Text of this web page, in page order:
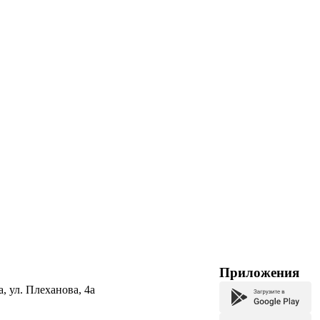
ул. Плеханова, 4а
Приложения